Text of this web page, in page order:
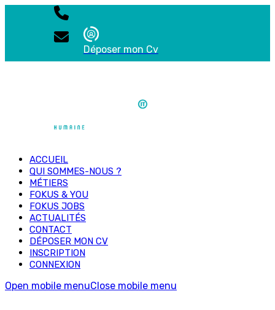
Déposer mon Cv
ACCUEIL
QUI SOMMES-NOUS ?
MÉTIERS
FOKUS & YOU
FOKUS JOBS
ACTUALITÉS
CONTACT
DÉPOSER MON CV
INSCRIPTION
CONNEXION
Open mobile menuClose mobile menu